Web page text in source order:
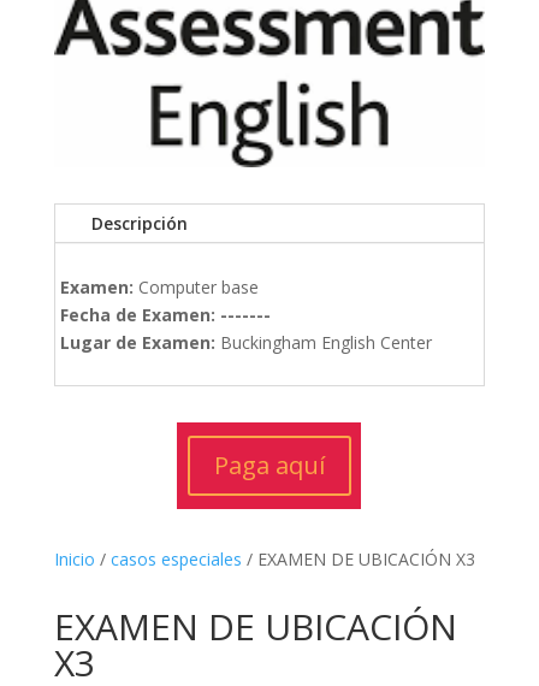
Descripción
Examen: Computer base
Fecha de Examen: -------
Lugar de Examen: Buckingham English Center
Paga aquí
Inicio / casos especiales / EXAMEN DE UBICACIÓN X3
EXAMEN DE UBICACIÓN
X3